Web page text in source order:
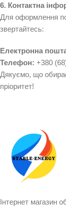
6. Контактна
Для оформлення
звертайтесь:
Електронна
Телефон: +380
Дякуємо, що
пріоритет!
Інтернет магазин